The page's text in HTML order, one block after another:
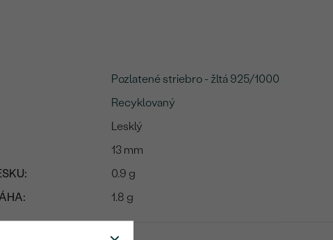
Pozlatené striebro - žltá 925/1000
Recyklovaný
Lesklý
13 mm
0.9 g
1.8 g